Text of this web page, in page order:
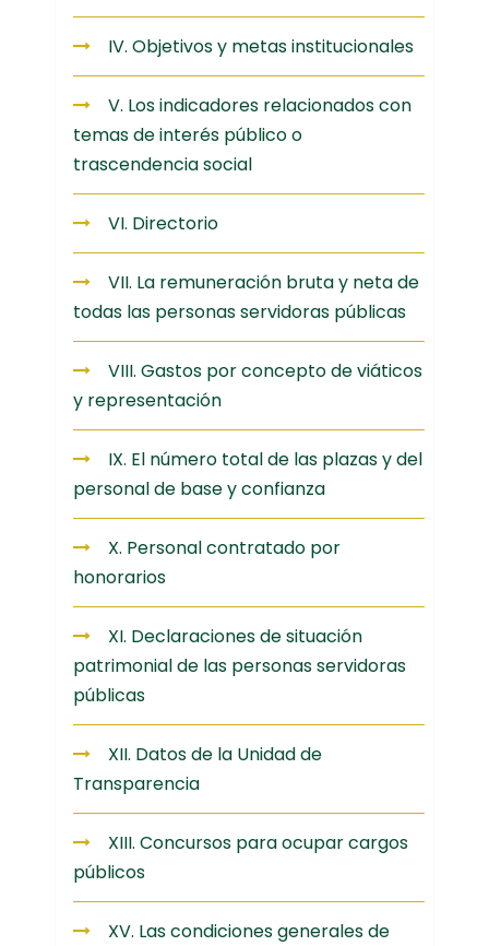
IV. Objetivos y metas institucionales
V. Los indicadores relacionados con
temas de interés público o
trascendencia social
VI. Directorio
VII. La remuneración bruta y neta de
todas las personas servidoras públicas
VIII. Gastos por concepto de viáticos
y representación
IX. El número total de las plazas y del
personal de base y confianza
X. Personal contratado por
honorarios
XI. Declaraciones de situación
patrimonial de las personas servidoras
públicas
XII. Datos de la Unidad de
Transparencia
XIII. Concursos para ocupar cargos
públicos
XV. Las condiciones generales de